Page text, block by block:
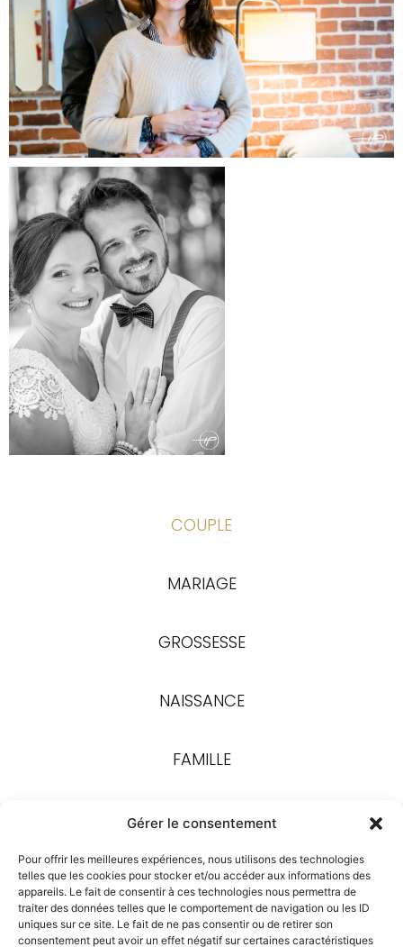
Gérer le consentement
Pour offrir les meilleures expériences, nous utilisons des technologies
telles que les cookies pour stocker et/ou accéder aux informations des
appareils. Le fait de consentir à ces technologies nous permettra de
traiter des données telles que le comportement de navigation ou les ID
uniques sur ce site. Le fait de ne pas consentir ou de retirer son
consentement peut avoir un effet négatif sur certaines caractéristiques
COUPLE
MARIAGE
GROSSESSE
NAISSANCE
FAMILLE